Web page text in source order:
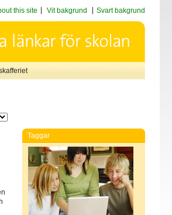
this site Vit bakgrund Svart bakgrund
Taggar